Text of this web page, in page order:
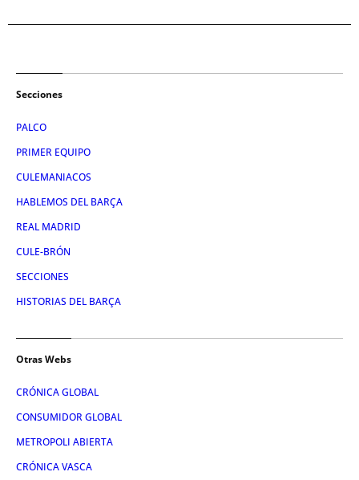
Secciones
PALCO
PRIMER EQUIPO
CULEMANIACOS
HABLEMOS DEL BARÇA
REAL MADRID
CULE-BRÓN
SECCIONES
HISTORIAS DEL BARÇA
Otras Webs
CRÓNICA GLOBAL
CONSUMIDOR GLOBAL
METROPOLI ABIERTA
CRÓNICA VASCA